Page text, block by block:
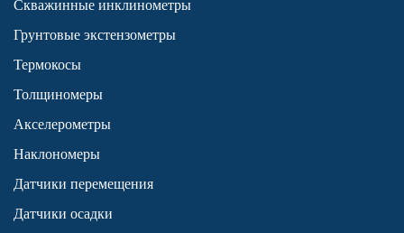
Скважинные инклинометры
Грунтовые экстензометры
Термокосы
Толщиномеры
Акселерометры
Наклономеры
Датчики перемещения
Датчики осадки